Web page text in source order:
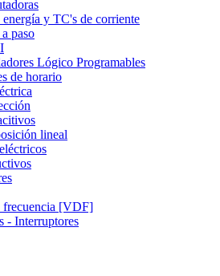
y TC's de corriente
paso
Lógico Programables
de horario
lineal
frecuencia [VDF]
- Interruptores